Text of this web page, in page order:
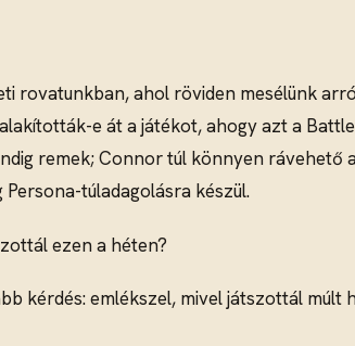
rovatunkban, ahol röviden mesélünk
e át a játékot, ahogy azt a
remek; Connor túl könnyen rávehető
Persona-túladagolásra készül.
ezen a héten?
kérdés: emlékszel, mivel játszottál